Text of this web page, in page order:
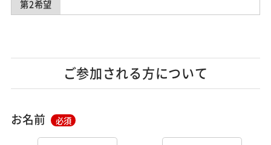
第2希望
ご参加される方について
お名前 必須